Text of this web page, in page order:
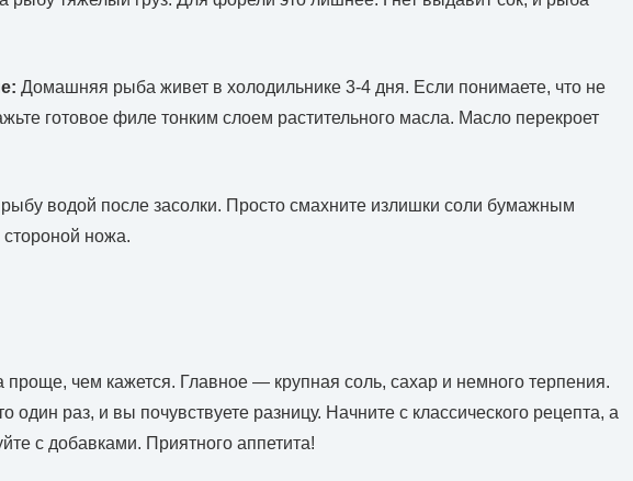
Домашняя рыба живет в холодильнике 3-4 дня. Если понимаете, что не
готовое филе тонким слоем растительного масла. Масло перекроет
водой после засолки. Просто смахните излишки соли бумажным
ножа.
чем кажется. Главное — крупная соль, сахар и немного терпения.
один раз, и вы почувствуете разницу. Начните с классического рецепта, а
с добавками. Приятного аппетита!